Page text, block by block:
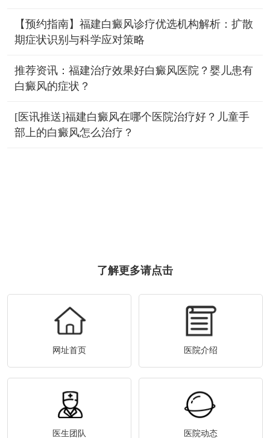
【预约指南】福建白癜风诊疗优选机构解析：扩散
期症状识别与科学应对策略
推荐资讯：福建治疗效果好白癜风医院？婴儿患有
白癜风的症状？
[医讯推送]福建白癜风在哪个医院治疗好？儿童手
部上的白癜风怎么治疗？
了解更多请点击
网址首页 医院介绍
医生团队 医院动态